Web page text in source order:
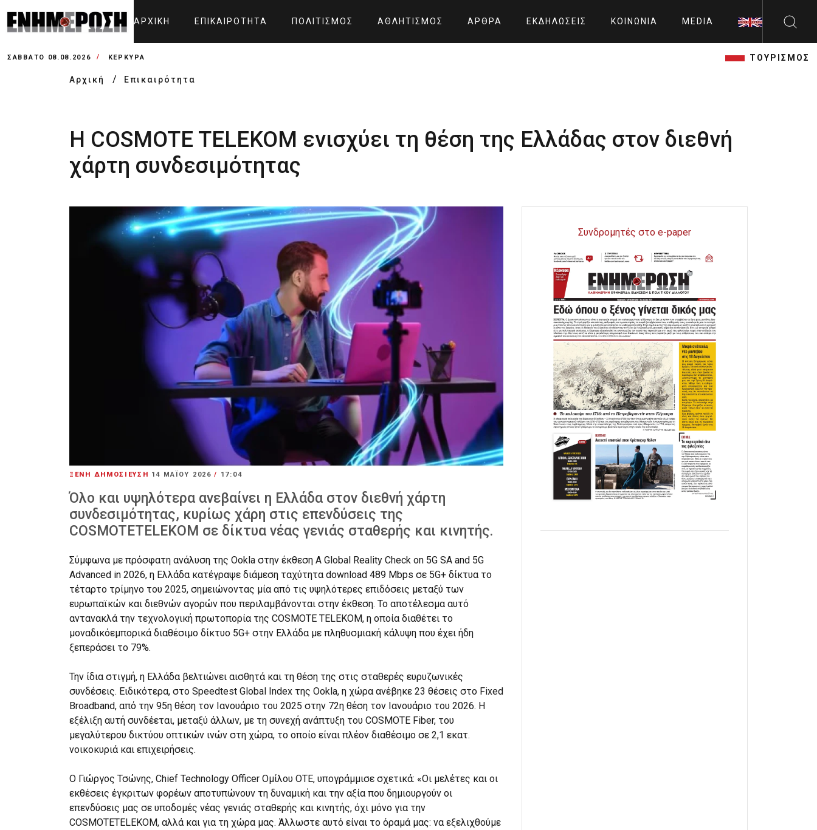
ΑΡΧΙΚΉ ΕΠΙΚΑΙΡΌΤΗΤΑ ΠΟΛΙΤΙΣΜΌΣ ΑΘΛΗΤΙΣΜΌΣ ΆΡΘΡΑ ΕΚΔΗΛΏΣΕΙΣ ΚΟΙΝΩΝΊΑ MEDIA
ΣΆΒΒΑΤΟ 08.08.2026 ΚΕΡΚΥΡΑ ΤΟΥΡΙΣΜΟΣ
Αρχική Επικαιρότητα
Η COSMOTE TELEKOM ενισχύει τη θέση της Ελλάδας στον διεθνή
χάρτη συνδεσιμότητας
ΞΕΝΗ ΔΗΜΟΣΙΕΥΣΗ 14 ΜΑΪ́ΟΥ 2026/ 17:04
Όλο και υψηλότερα ανεβαίνει η Ελλάδα στον διεθνή χάρτη
συνδεσιμότητας, κυρίως χάρη στις επενδύσεις της
COSMOTETELEKOM σε δίκτυα νέας γενιάς σταθερής και κινητής.
Σύμφωνα με πρόσφατη ανάλυση της Ookla στην έκθεση A Global Reality Check on 5G SA and 5G
Advanced in 2026, η Ελλάδα κατέγραψε διάμεση ταχύτητα download 489 Mbps σε 5G+ δίκτυα το
τέταρτο τρίμηνο του 2025, σημειώνοντας μία από τις υψηλότερες επιδόσεις μεταξύ των
ευρωπαϊκών και διεθνών αγορών που περιλαμβάνονται στην έκθεση. Το αποτέλεσμα αυτό
αντανακλά την τεχνολογική πρωτοπορία της COSMOTE TELEKOM, η οποία διαθέτει το
μοναδικόεμπορικά διαθέσιμο δίκτυο 5G+ στην Ελλάδα με πληθυσμιακή κάλυψη που έχει ήδη
ξεπεράσει το 79%.
Την ίδια στιγμή, η Ελλάδα βελτιώνει αισθητά και τη θέση της στις σταθερές ευρυζωνικές
συνδέσεις. Ειδικότερα, στο Speedtest Global Index της Ookla, η χώρα ανέβηκε 23 θέσεις στο Fixed
Broadband, από την 95η θέση τον Ιανουάριο του 2025 στην 72η θέση τον Ιανουάριο του 2026. Η
εξέλιξη αυτή συνδέεται, μεταξύ άλλων, με τη συνεχή ανάπτυξη του COSMOTE Fiber, του
μεγαλύτερου δικτύου οπτικών ινών στη χώρα, το οποίο είναι πλέον διαθέσιμο σε 2,1 εκατ.
νοικοκυριά και επιχειρήσεις.
Ο Γιώργος Τσώνης, Chief Technology Officer Ομίλου ΟΤΕ, υπογράμμισε σχετικά: «Οι μελέτες και οι
εκθέσεις έγκριτων φορέων αποτυπώνουν τη δυναμική και την αξία που δημιουργούν οι
επενδύσεις μας σε υποδομές νέας γενιάς σταθερής και κινητής, όχι μόνο για την
COSMOTETELEKOM, αλλά και για τη χώρα μας. Άλλωστε αυτό είναι το όραμά μας: να εξελιχθούμε
Συνδρομητές στο e-paper